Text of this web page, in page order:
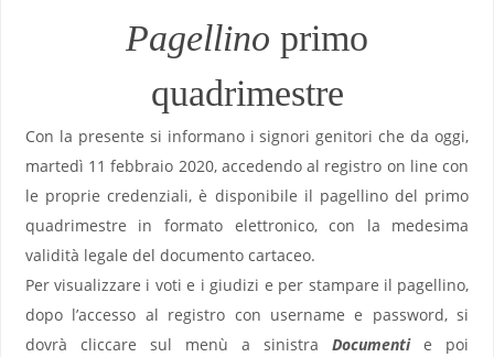
Pagellino primo
quadrimestre
Con la presente si informano i signori genitori che da oggi,
martedì 11 febbraio 2020, accedendo al registro on line con
le proprie credenziali, è disponibile il pagellino del primo
quadrimestre in formato elettronico, con la medesima
validità legale del documento cartaceo.
Per visualizzare i voti e i giudizi e per stampare il pagellino,
dopo l’accesso al registro con username e password, si
dovrà cliccare sul menù a sinistraDocumentie poi